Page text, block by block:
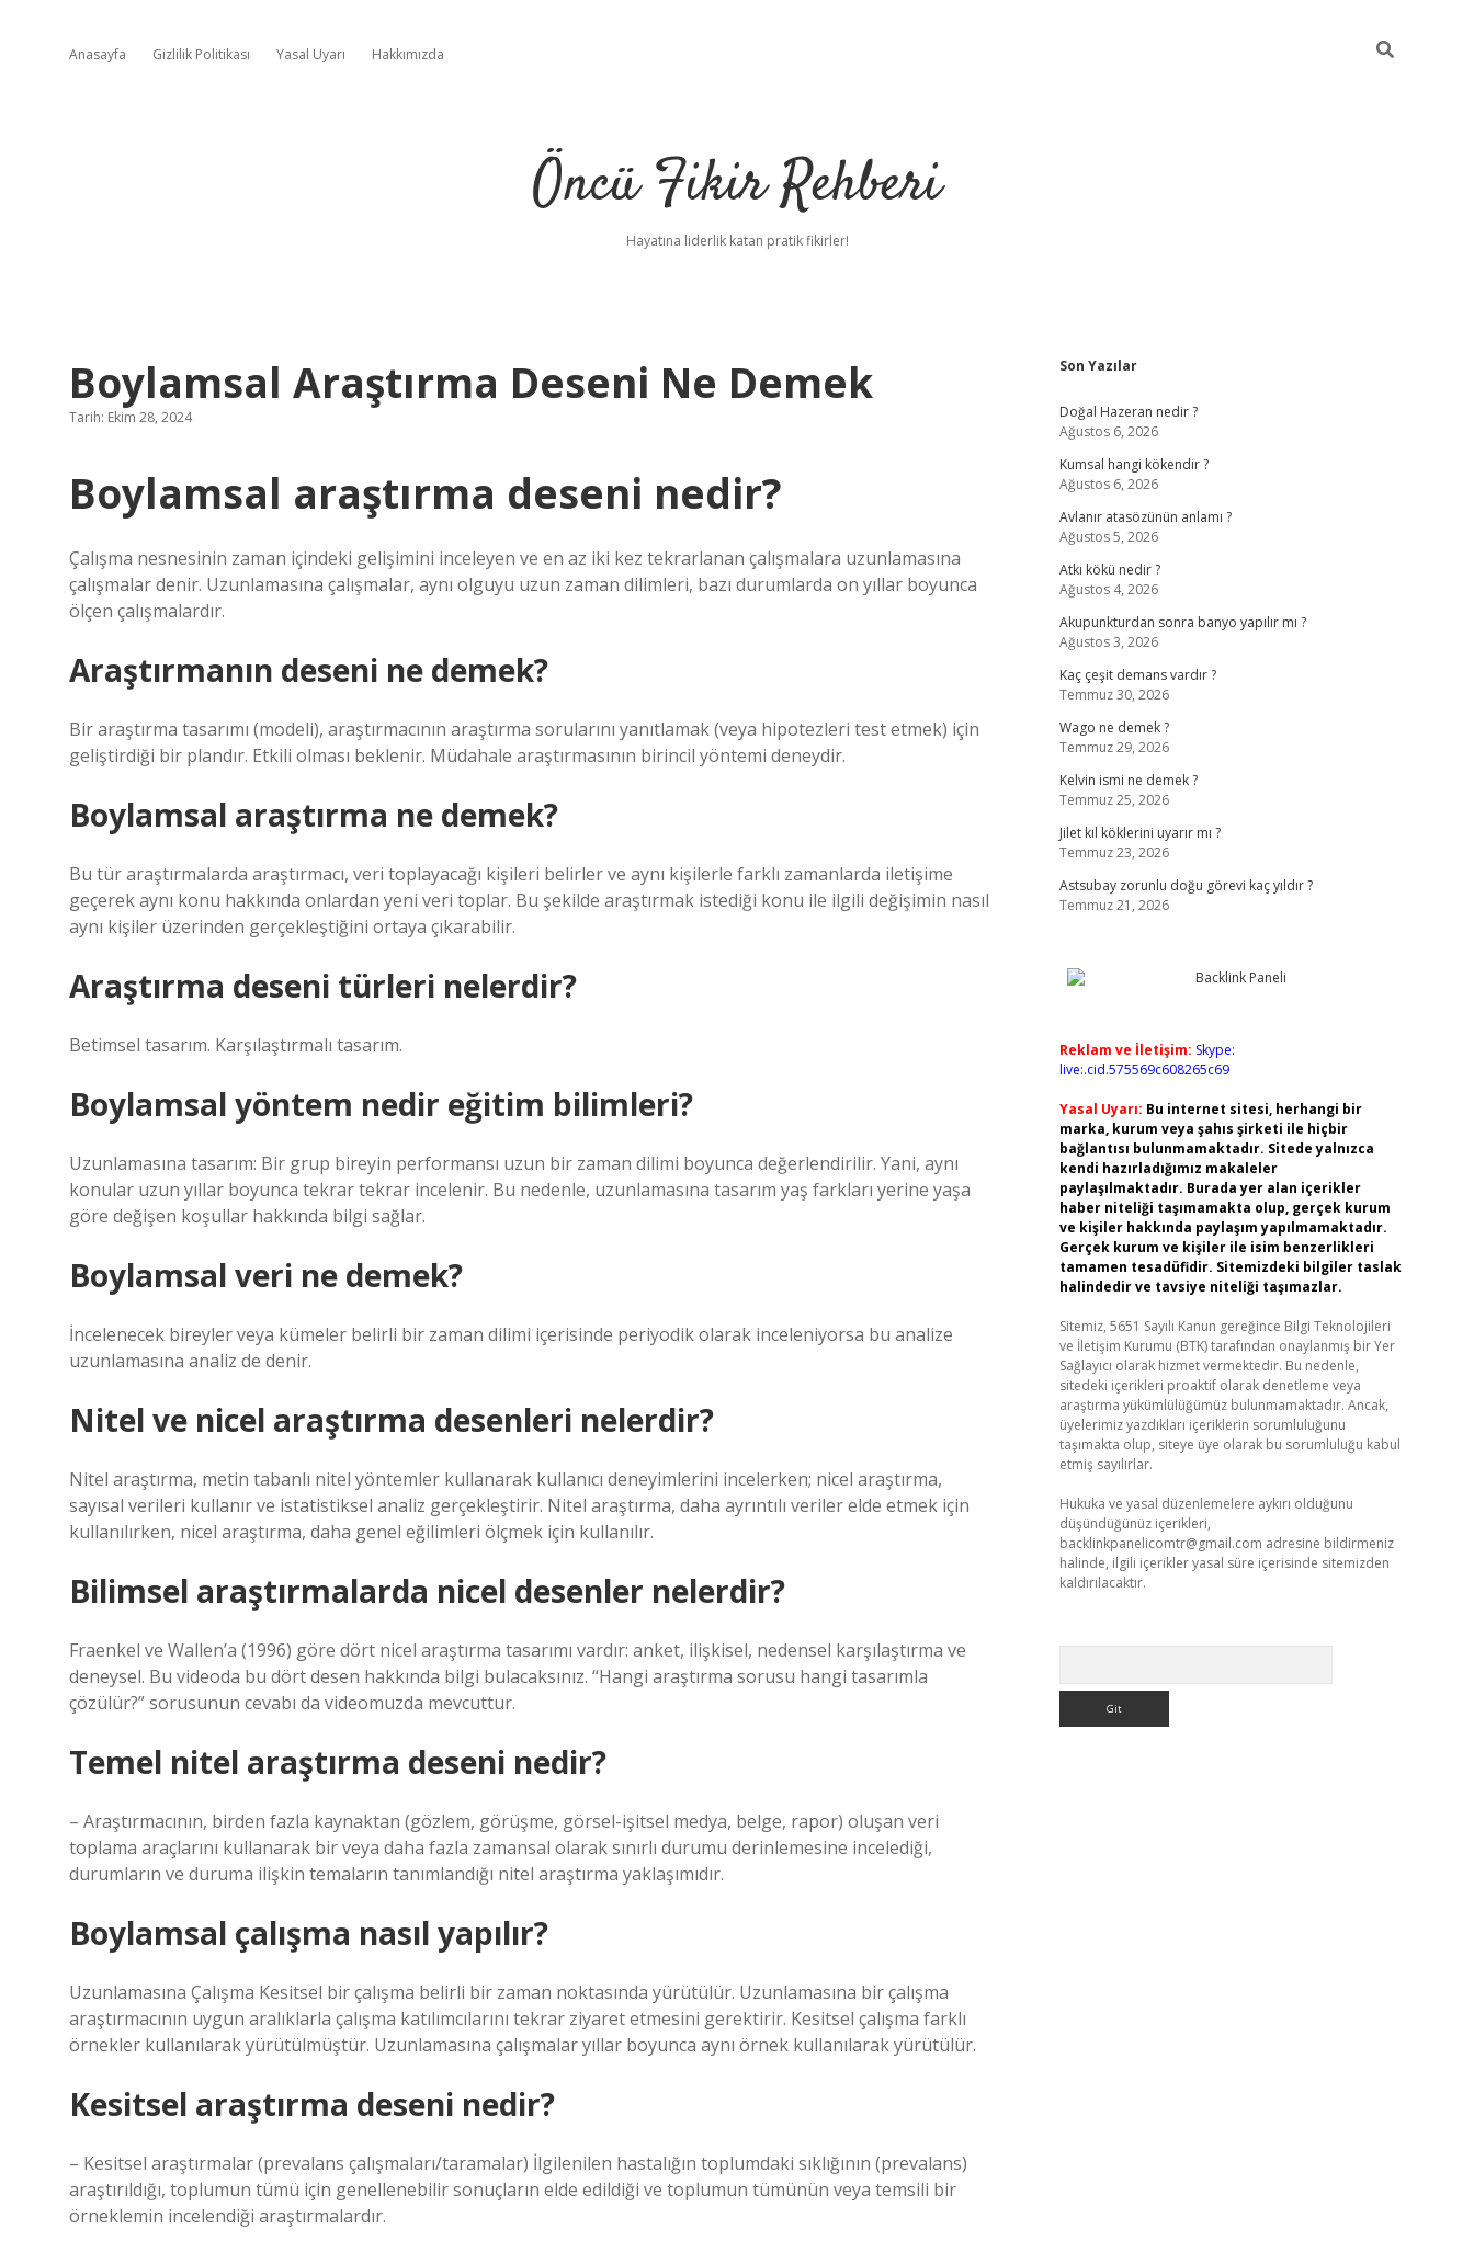
Anasayfa Gizlilik Politikası Yasal Uyarı Hakkımızda
Öncü Fikir Rehberi
Hayatına liderlik katan pratik fikirler!
Boylamsal Araştırma Deseni Ne Demek
Tarih: Ekim 28, 2024
Boylamsal araştırma deseni nedir?
Çalışma nesnesinin zaman içindeki gelişimini inceleyen ve en az iki kez tekrarlanan çalışmalara uzunlamasına
çalışmalar denir. Uzunlamasına çalışmalar, aynı olguyu uzun zaman dilimleri, bazı durumlarda on yıllar boyunca
ölçen çalışmalardır.
Araştırmanın deseni ne demek?
Bir araştırma tasarımı (modeli), araştırmacının araştırma sorularını yanıtlamak (veya hipotezleri test etmek) için
geliştirdiği bir plandır. Etkili olması beklenir. Müdahale araştırmasının birincil yöntemi deneydir.
Boylamsal araştırma ne demek?
Bu tür araştırmalarda araştırmacı, veri toplayacağı kişileri belirler ve aynı kişilerle farklı zamanlarda iletişime
geçerek aynı konu hakkında onlardan yeni veri toplar. Bu şekilde araştırmak istediği konu ile ilgili değişimin nasıl
aynı kişiler üzerinden gerçekleştiğini ortaya çıkarabilir.
Araştırma deseni türleri nelerdir?
Betimsel tasarım. Karşılaştırmalı tasarım.
Boylamsal yöntem nedir eğitim bilimleri?
Uzunlamasına tasarım: Bir grup bireyin performansı uzun bir zaman dilimi boyunca değerlendirilir. Yani, aynı
konular uzun yıllar boyunca tekrar tekrar incelenir. Bu nedenle, uzunlamasına tasarım yaş farkları yerine yaşa
göre değişen koşullar hakkında bilgi sağlar.
Boylamsal veri ne demek?
İncelenecek bireyler veya kümeler belirli bir zaman dilimi içerisinde periyodik olarak inceleniyorsa bu analize
uzunlamasına analiz de denir.
Nitel ve nicel araştırma desenleri nelerdir?
Nitel araştırma, metin tabanlı nitel yöntemler kullanarak kullanıcı deneyimlerini incelerken; nicel araştırma,
sayısal verileri kullanır ve istatistiksel analiz gerçekleştirir. Nitel araştırma, daha ayrıntılı veriler elde etmek için
kullanılırken, nicel araştırma, daha genel eğilimleri ölçmek için kullanılır.
Bilimsel araştırmalarda nicel desenler nelerdir?
Fraenkel ve Wallen’a (1996) göre dört nicel araştırma tasarımı vardır: anket, ilişkisel, nedensel karşılaştırma ve
deneysel. Bu videoda bu dört desen hakkında bilgi bulacaksınız. “Hangi araştırma sorusu hangi tasarımla
çözülür?” sorusunun cevabı da videomuzda mevcuttur.
Temel nitel araştırma deseni nedir?
– Araştırmacının, birden fazla kaynaktan (gözlem, görüşme, görsel-işitsel medya, belge, rapor) oluşan veri
toplama araçlarını kullanarak bir veya daha fazla zamansal olarak sınırlı durumu derinlemesine incelediği,
durumların ve duruma ilişkin temaların tanımlandığı nitel araştırma yaklaşımıdır.
Boylamsal çalışma nasıl yapılır?
Uzunlamasına Çalışma Kesitsel bir çalışma belirli bir zaman noktasında yürütülür. Uzunlamasına bir çalışma
araştırmacının uygun aralıklarla çalışma katılımcılarını tekrar ziyaret etmesini gerektirir. Kesitsel çalışma farklı
örnekler kullanılarak yürütülmüştür. Uzunlamasına çalışmalar yıllar boyunca aynı örnek kullanılarak yürütülür.
Kesitsel araştırma deseni nedir?
– Kesitsel araştırmalar (prevalans çalışmaları/taramalar) İlgilenilen hastalığın toplumdaki sıklığının (prevalans)
araştırıldığı, toplumun tümü için genellenebilir sonuçların elde edildiği ve toplumun tümünün veya temsili bir
örneklemin incelendiği araştırmalardır.
Sidebar
Son Yazılar
Doğal Hazeran nedir ?
Ağustos 6, 2026
Kumsal hangi kökendir ?
Ağustos 6, 2026
Avlanır atasözünün anlamı ?
Ağustos 5, 2026
Atkı kökü nedir ?
Ağustos 4, 2026
Akupunkturdan sonra banyo yapılır mı ?
Ağustos 3, 2026
Kaç çeşit demans vardır ?
Temmuz 30, 2026
Wago ne demek ?
Temmuz 29, 2026
Kelvin ismi ne demek ?
Temmuz 25, 2026
Jilet kıl köklerini uyarır mı ?
Temmuz 23, 2026
Astsubay zorunlu doğu görevi kaç yıldır ?
Temmuz 21, 2026
Reklam ve İletişim: Skype:
live:.cid.575569c608265c69
Yasal Uyarı: Bu internet sitesi, herhangi bir
marka, kurum veya şahıs şirketi ile hiçbir
bağlantısı bulunmamaktadır. Sitede yalnızca
kendi hazırladığımız makaleler
paylaşılmaktadır. Burada yer alan içerikler
haber niteliği taşımamakta olup, gerçek kurum
ve kişiler hakkında paylaşım yapılmamaktadır.
Gerçek kurum ve kişiler ile isim benzerlikleri
tamamen tesadüfidir. Sitemizdeki bilgiler taslak
halindedir ve tavsiye niteliği taşımazlar.
Sitemiz, 5651 Sayılı Kanun gereğince Bilgi Teknolojileri
ve İletişim Kurumu (BTK) tarafından onaylanmış bir Yer
Sağlayıcı olarak hizmet vermektedir. Bu nedenle,
sitedeki içerikleri proaktif olarak denetleme veya
araştırma yükümlülüğümüz bulunmamaktadır. Ancak,
üyelerimiz yazdıkları içeriklerin sorumluluğunu
taşımakta olup, siteye üye olarak bu sorumluluğu kabul
etmiş sayılırlar.
Hukuka ve yasal düzenlemelere aykırı olduğunu
düşündüğünüz içerikleri,
backlinkpanelicomtr@gmail.com adresine bildirmeniz
halinde, ilgili içerikler yasal süre içerisinde sitemizden
kaldırılacaktır.
ilbet girişhttps://betexpergiris.casino/